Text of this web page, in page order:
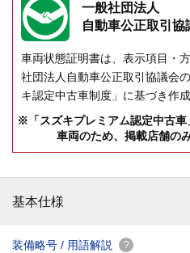
一般社団法人
自動車公正取引
車両状態証明書は、表示項目・
社団法人自動車公正取引協議会
キ認定中古車制度」に基づき作
※「スズキプレミアム認定中古
車両のため、掲載店舗の
基本仕様
装備略号 / 用語解説 ?